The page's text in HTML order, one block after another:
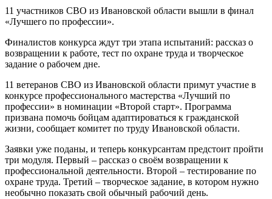
11 участников СВО из Ивановской области вышли в финал
«Лучшего по профессии».
Финалистов конкурса ждут три этапа испытаний: рассказ о
возвращении к работе, тест по охране труда и творческое
задание о рабочем дне.
11 ветеранов СВО из Ивановской области примут участие в
конкурсе профессионального мастерства «Лучший по
профессии» в номинации «Второй старт». Программа
призвана помочь бойцам адаптироваться к гражданской
жизни, сообщает комитет по труду Ивановской области.
Заявки уже поданы, и теперь конкурсантам предстоит пройти
три модуля. Первый – рассказ о своём возвращении к
профессиональной деятельности. Второй – тестирование по
охране труда. Третий – творческое задание, в котором нужно
необычно показать свой обычный рабочий день.